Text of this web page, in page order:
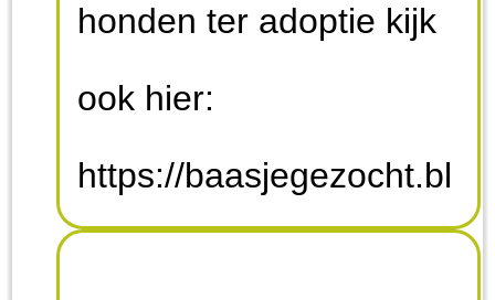
honden ter adoptie kijk
ook hier:
https://baasjegezocht.bl